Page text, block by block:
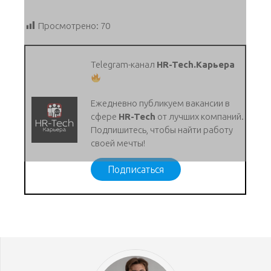
Просмотрено: 70
Telegram-канал HR-Tech.Карьера
Ежедневно публикуем вакансии в
сфере HR-Tech от лучших компаний.
Подпишитесь, чтобы найти работу
своей мечты!
Подписаться